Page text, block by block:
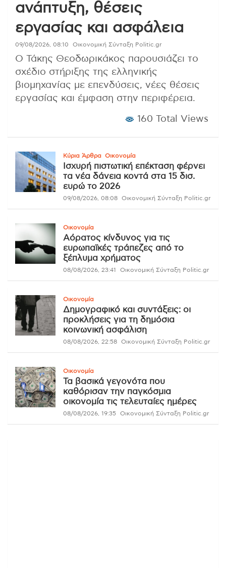
ανάπτυξη, θέσεις
εργασίας και ασφάλεια
09/08/2026, 08:10 Οικονομική Σύνταξη Politic.gr
Ο Τάκης Θεοδωρικάκος παρουσιάζει το
σχέδιο στήριξης της ελληνικής
βιομηχανίας με επενδύσεις, νέες θέσεις
εργασίας και έμφαση στην περιφέρεια.
160 Total Views
Κύρια Άρθρα Οικονομία
Ισχυρή πιστωτική επέκταση φέρνει
τα νέα δάνεια κοντά στα 15 δισ.
ευρώ το 2026
09/08/2026, 08:08 Οικονομική Σύνταξη Politic.gr
Οικονομία
Αόρατος κίνδυνος για τις
ευρωπαϊκές τράπεζες από το
ξέπλυμα χρήματος
08/08/2026, 23:41 Οικονομική Σύνταξη Politic.gr
Οικονομία
Δημογραφικό και συντάξεις: οι
προκλήσεις για τη δημόσια
κοινωνική ασφάλιση
08/08/2026, 22:58 Οικονομική Σύνταξη Politic.gr
Οικονομία
Τα βασικά γεγονότα που
καθόρισαν την παγκόσμια
οικονομία τις τελευταίες ημέρες
08/08/2026, 19:35 Οικονομική Σύνταξη Politic.gr